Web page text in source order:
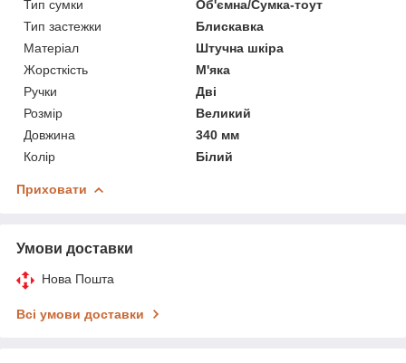
Тип сумки
Об'ємна/Сумка-тоут
Тип застежки
Блискавка
Матеріал
Штучна шкіра
Жорсткість
М'яка
Ручки
Дві
Розмір
Великий
Довжина
340 мм
Колір
Білий
Приховати
Умови доставки
Нова Пошта
Всі умови доставки